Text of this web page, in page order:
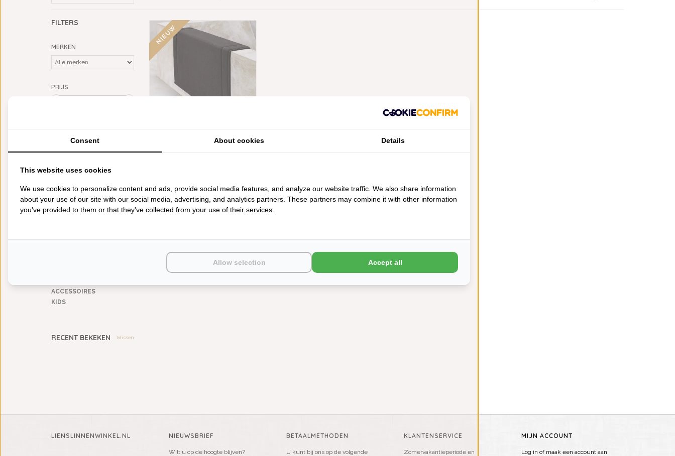
FILTERS
MERKEN
PRIJS
KLEUR
grijs(1)
CATEGORIEËN
BADGOED
BEDDENGOED
KEUKENGOED
HUISPARFUM
ACCESSOIRES
KIDS
RECENT BEKEKEN Wissen
NIEUW
DE WITTE LIETAER EXCELLENCE
ANTHRACITE, IN 3 MATEN, VANAF
LIENSLINNENWINKEL.NL NIEUWSBRIEF
Wilt u op de hoogte blijven?
BETAALMETHODEN
U kunt bij ons op de volgende
KLANTENSERVICE
Zomervakantieperiode en
MIJN ACCOUNT
Log in of maak een account aan
Consent About cookies Details
This website uses cookies
We use cookies to personalize content and ads, provide social media features, and analyze our website traffic. We also share information
about your use of our site with our social media, advertising, and analytics partners. These partners may combine it with other information
you've provided to them or that they've collected from your use of their services.
Allow selection Accept all